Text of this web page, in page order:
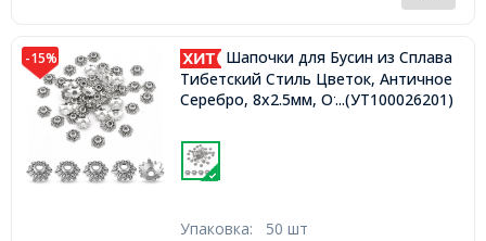
-15%
Шапочки для Бусин из Сплава
Тибетский Стиль Цветок, Античное
Серебро, 8х2.5мм, Отверстие 2мм,
...(УТ100026201)
Упаковка: 50 шт